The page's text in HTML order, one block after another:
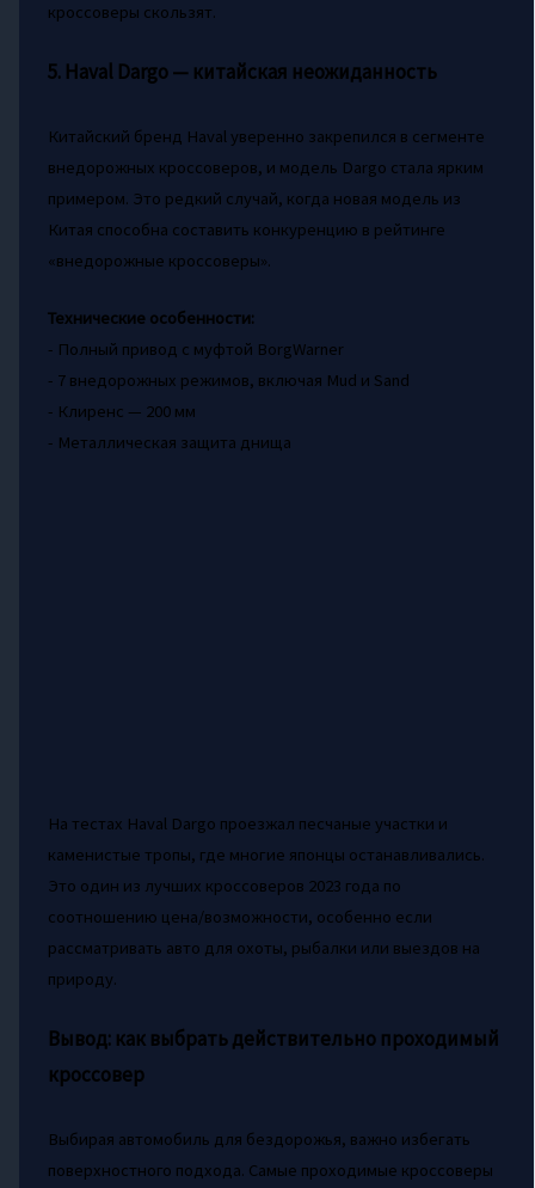
кроссоверы скользят.
5. Haval Dargo — китайская неожиданность
Китайский бренд Haval уверенно закрепился в сегменте
внедорожных кроссоверов, и модель Dargo стала ярким
примером. Это редкий случай, когда новая модель из
Китая способна составить конкуренцию в рейтинге
«внедорожные кроссоверы».
Технические особенности:
- Полный привод с муфтой BorgWarner
- 7 внедорожных режимов, включая Mud и Sand
- Клиренс — 200 мм
- Металлическая защита днища
На тестах Haval Dargo проезжал песчаные участки и
каменистые тропы, где многие японцы останавливались.
Это один из лучших кроссоверов 2023 года по
соотношению цена/возможности, особенно если
рассматривать авто для охоты, рыбалки или выездов на
природу.
Вывод: как выбрать действительно проходимый
кроссовер
Выбирая автомобиль для бездорожья, важно избегать
поверхностного подхода. Самые проходимые кроссоверы